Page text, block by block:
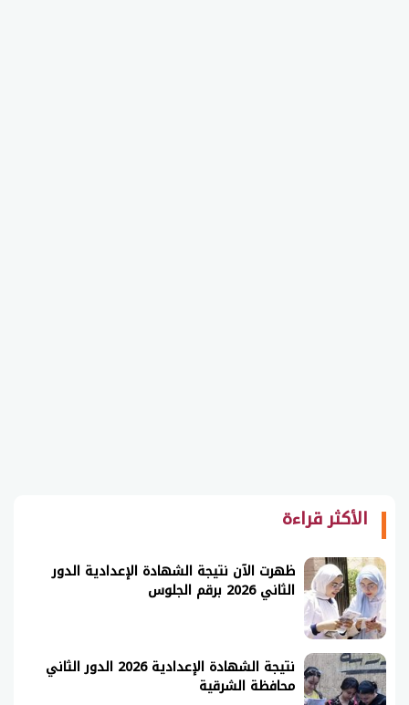
الأكثر قراءة
ظهرت الآن نتيجة الشهادة الإعدادية الدور
الثاني 2026 برقم الجلوس
نتيجة الشهادة الإعدادية 2026 الدور الثاني
محافظة الشرقية